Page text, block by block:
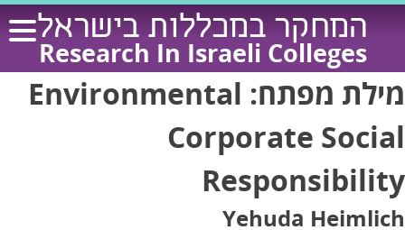
Skip
content
המחקר במכללות בישראל
Research In Israeli Colleges
מילת מפתח: Environmental
Corporate Social
Responsibility
Yehuda Heimlich